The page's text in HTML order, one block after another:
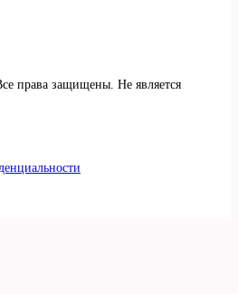
права защищены. Не является